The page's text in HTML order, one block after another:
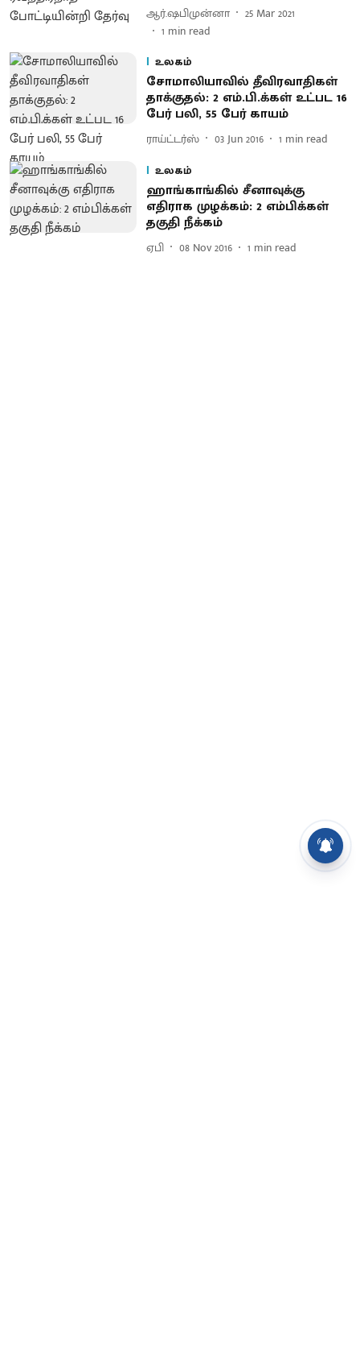
ஆர்.ஷபிமுன்னா
25 Mar 2021
1 min read
உலகம்
சோமாலியாவில் தீவிரவாதிகள்
தாக்குதல்: 2 எம்.பி.க்கள் உட்பட 16
பேர் பலி, 55 பேர் காயம்
ராய்ட்டர்ஸ் 03 Jun 2016 1 min read
உலகம்
ஹாங்காங்கில் சீனாவுக்கு
எதிராக முழக்கம்: 2 எம்பிக்கள்
தகுதி நீக்கம்
ஏபி 08 Nov 2016 1 min read